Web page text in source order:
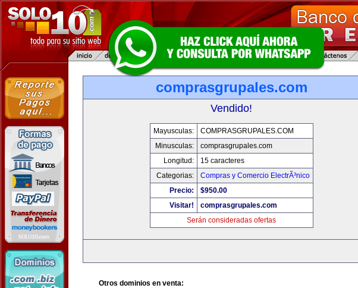
comprasgrupales.com
Vendido!
Mayusculas:
COMPRASGRUPALES.COM
Minusculas:
comprasgrupales.com
Longitud:
15 caracteres
Categorias:
Compras y Comercio ElectrÃ³nico
Precio:
$950.00
Visitar!
comprasgrupales.com
Serán consideradas ofertas
Otros dominios en venta: